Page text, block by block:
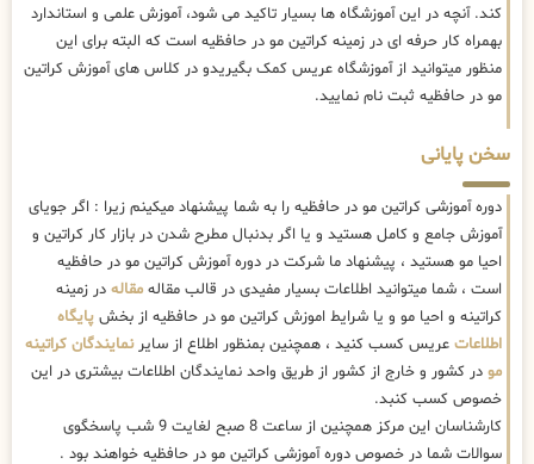
کند. آنچه در این آموزشگاه ها بسیار تاکید می شود، آموزش علمی و استاندارد
بهمراه کار حرفه ای در زمینه کراتین مو در حافظیه است که البته برای این
منظور میتوانید از آموزشگاه عریس کمک بگیریدو در کلاس های آموزش کراتین
مو در حافظیه ثبت نام نمایید.
سخن پایانی
دوره آموزشی کراتین مو در حافظیه را به شما پیشنهاد میکینم زیرا : اگر جویای
آموزش جامع و کامل هستید و یا اگر بدنبال مطرح شدن در بازار کار کراتین و
احیا مو هستید ، پیشنهاد ما شرکت در دوره آموزش کراتین مو در حافظیه
است ، شما میتوانید اطلاعات بسیار مفیدی در قالب مقاله مقاله در زمینه
کراتینه و احیا مو و یا شرایط اموزش کراتین مو در حافظیه از بخش پایگاه
اطلاعات عریس کسب کنید ، همچنین بمنظور اطلاع از سایرنمایندگان کراتینه
مو در کشور و خارج از کشور از طریق واحد نمایندگان اطلاعات بیشتری در این
خصوص کسب کنبد.
کارشناسان این مرکز همچنین از ساعت 8 صبح لغایت 9 شب پاسخگوی
سوالات شما در خصوص دوره آموزشی کراتین مو در حافظیه خواهند بود .